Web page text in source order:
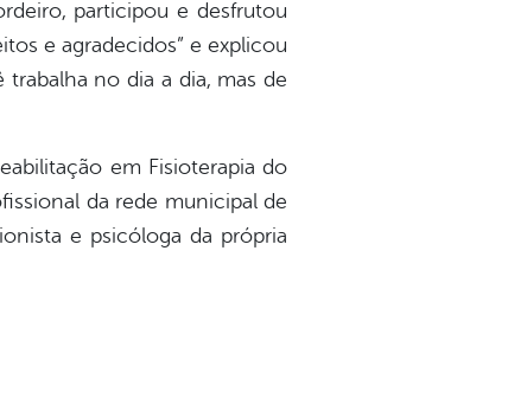
participou e desfrutou
e agradecidos” e explicou
no dia a dia, mas de
em Fisioterapia do
da rede municipal de
e psicóloga da própria